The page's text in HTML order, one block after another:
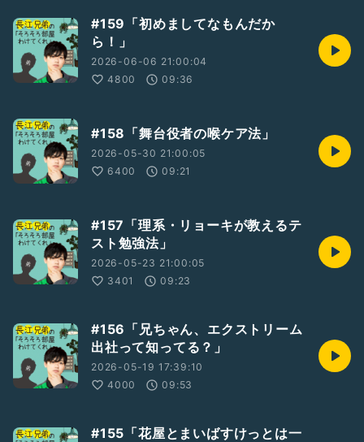
#159「初めましてなもんだか
ら！」
2026-06-06 21:00:04
4800
09:36
#158「舞台役者の喉ケア法」
2026-05-30 21:00:05
6400
09:21
#157「理系・リョーキが教えるテ
スト勉強法」
2026-05-23 21:00:05
3401
09:23
#156「兄ちゃん、エクストリーム
出社って知ってる？」
2026-05-19 17:39:10
4000
09:53
#155「花屋とまいばすけっとは一